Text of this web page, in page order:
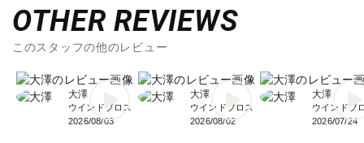
OTHER REVIEWS
このスタッフの他のレビュー
大澤
ウインドブロス
2026/08/03
大澤
ウインドブロス
2026/08/02
大澤
ウインドブ
2026/07/24